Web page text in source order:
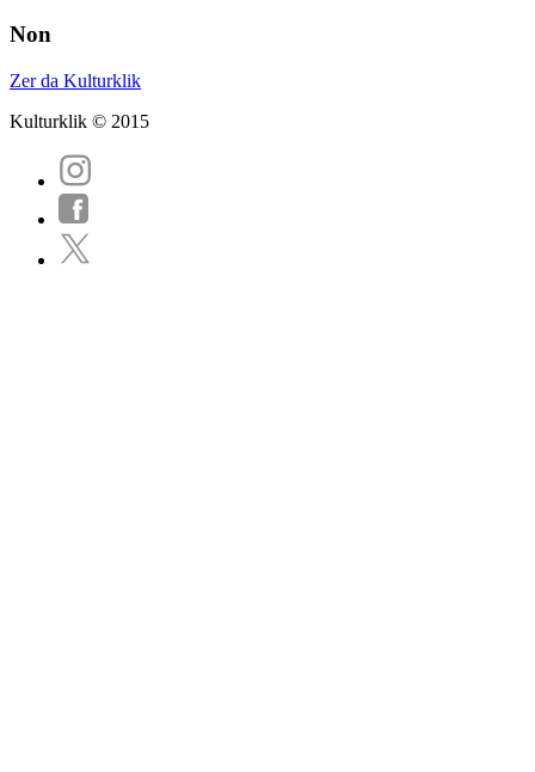
Non
Zer da Kulturklik
Kulturklik © 2015